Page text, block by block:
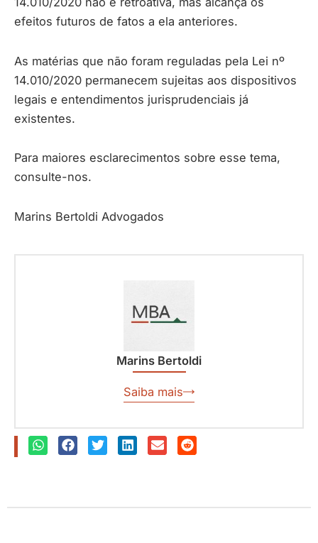
efeitos futuros de fatos a ela anteriores.
As matérias que não foram reguladas pela Lei nº
14.010/2020 permanecem sujeitas aos dispositivos
legais e entendimentos jurisprudenciais já
existentes.
Para maiores esclarecimentos sobre esse tema,
consulte-nos.
Marins Bertoldi Advogados
Marins Bertoldi
Saiba mais